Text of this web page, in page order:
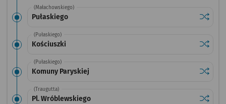
(Małachowskiego)
Pułaskiego
(Pułaskiego)
Kościuszki
(Pułaskiego)
Komuny Paryskiej
(Traugutta)
Pl. Wróblewskiego